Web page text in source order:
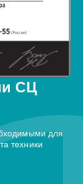
СЦ
для
техники